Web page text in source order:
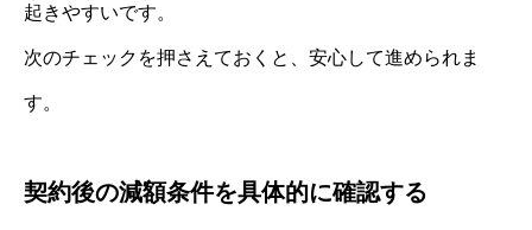
起きやすいです。
次のチェックを押さえておくと、安心して進められま
す。
契約後の減額条件を具体的に確認する